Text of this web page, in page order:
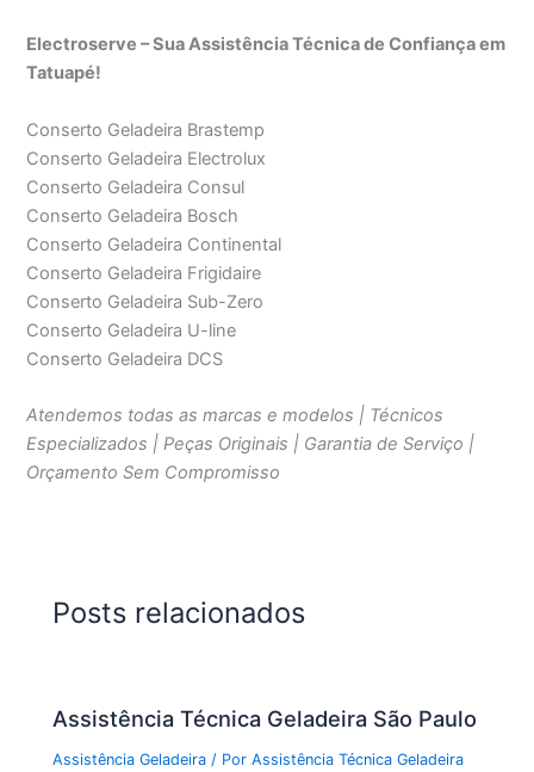
Electroserve – Sua Assistência Técnica de Confiança em
Tatuapé!
Conserto Geladeira Brastemp
Conserto Geladeira Electrolux
Conserto Geladeira Consul
Conserto Geladeira Bosch
Conserto Geladeira Continental
Conserto Geladeira Frigidaire
Conserto Geladeira Sub-Zero
Conserto Geladeira U-line
Conserto Geladeira DCS
Atendemos todas as marcas e modelos | Técnicos
Especializados | Peças Originais | Garantia de Serviço |
Orçamento Sem Compromisso
Posts relacionados
Assistência Técnica Geladeira São Paulo
Assistência Geladeira / PorAssistência Técnica Geladeira